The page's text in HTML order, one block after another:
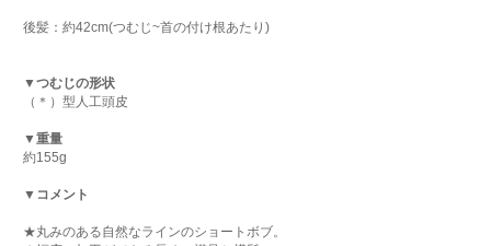
後髪：約42cm(つむじ~首の付け根あたり)
▼つむじの形状
（＊）型人工頭皮
▼重量
約155g
▼コメント
★丸みのある自然なラインのショートボブ。